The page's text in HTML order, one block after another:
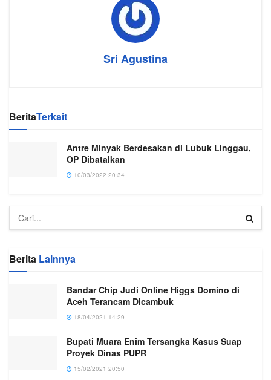
Sri Agustina
BeritaTerkait
Antre Minyak Berdesakan di Lubuk Linggau,
OP Dibatalkan
10/03/2022 20:34
Berita Lainnya
Bandar Chip Judi Online Higgs Domino di
Aceh Terancam Dicambuk
18/04/2021 14:29
Bupati Muara Enim Tersangka Kasus Suap
Proyek Dinas PUPR
15/02/2021 20:50